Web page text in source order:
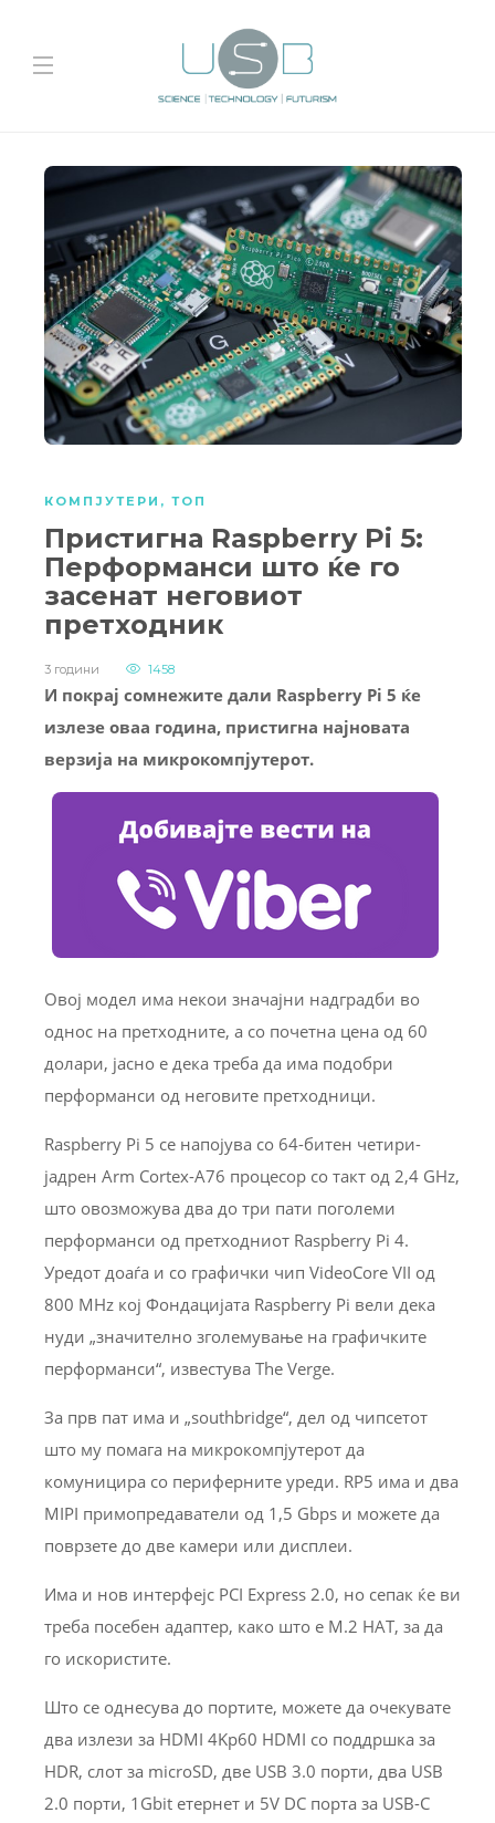
КОМПЈУТЕРИ , ТОП
Пристигна Raspberry Pi 5:
Перформанси што ќе го
засенат неговиот
претходник
3 години 1458
И покрај сомнежите дали Raspberry Pi 5 ќе
излезе оваа година, пристигна најновата
верзија на микрокомпјутерот.
Овој модел има некои значајни надградби во
однос на претходните, а со почетна цена од 60
долари, јасно е дека треба да има подобри
перформанси од неговите претходници.
Raspberry Pi 5 се напојува со 64-битен четири-
јадрен Arm Cortex-A76 процесор со такт од 2,4 GHz,
што овозможува два до три пати поголеми
перформанси од претходниот Raspberry Pi 4.
Уредот доаѓа и со графички чип VideoCore VII од
800 MHz кој Фондацијата Raspberry Pi вели дека
нуди „значително зголемување на графичките
перформанси“, известува The Verge.
За прв пат има и „southbridge“, дел од чипсетот
што му помага на микрокомпјутерот да
комуницира со периферните уреди. RP5 има и два
MIPI примопредаватели од 1,5 Gbps и можете да
поврзете до две камери или дисплеи.
Има и нов интерфејс PCI Express 2.0, но сепак ќе ви
треба посебен адаптер, како што е M.2 HAT, за да
го искористите.
Што се однесува до портите, можете да очекувате
два излези за HDMI 4Kp60 HDMI со поддршка за
HDR, слот за microSD, две USB 3.0 порти, два USB
2.0 порти, 1Gbit етернет и 5V DC порта за USB-C